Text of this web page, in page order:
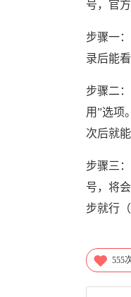
号，官
步骤一
录后能
步骤二
用”选项
次后就
步骤三
号，将
步就行
555